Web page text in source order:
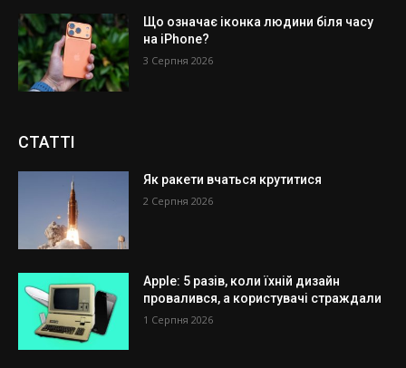
Що означає іконка людини біля часу
на iPhone?
3 Серпня 2026
СТАТТІ
Як ракети вчаться крутитися
2 Серпня 2026
Apple: 5 разів, коли їхній дизайн
провалився, а користувачі страждали
1 Серпня 2026